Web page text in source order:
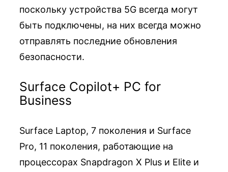
поскольку устройства 5G всегда могут
быть подключены, на них всегда можно
отправлять последние обновления
безопасности.
Surface Copilot+ PC for
Business
Surface Laptop, 7 поколения и Surface
Pro, 11 поколения, работающие на
процессорах Snapdragon X Plus и Elite и